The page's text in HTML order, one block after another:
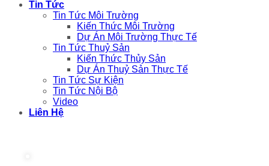
Tin Tức
Tin Tức Môi Trường
Kiến Thức Môi Trường
Dự Án Môi Trường Thực Tế
Tin Tức Thuỷ Sản
Kiến Thức Thủy Sản
Dự Án Thuỷ Sản Thực Tế
Tin Tức Sự Kiện
Tin Tức Nội Bộ
Video
Liên Hệ